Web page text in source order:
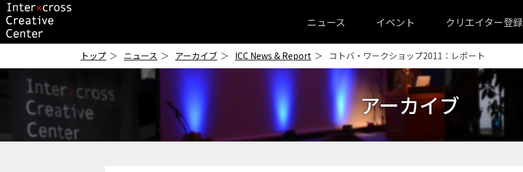
ICC
ニュース イベント クリエイター登録
トップ ニュース アーカイブ ICC News & Report コトバ・ワークショップ2011：レポート
アーカイブ